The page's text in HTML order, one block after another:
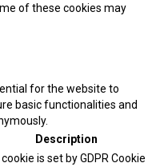
of these cookies may
for the website to
basic functionalities and
Description
is set by GDPR Cookie